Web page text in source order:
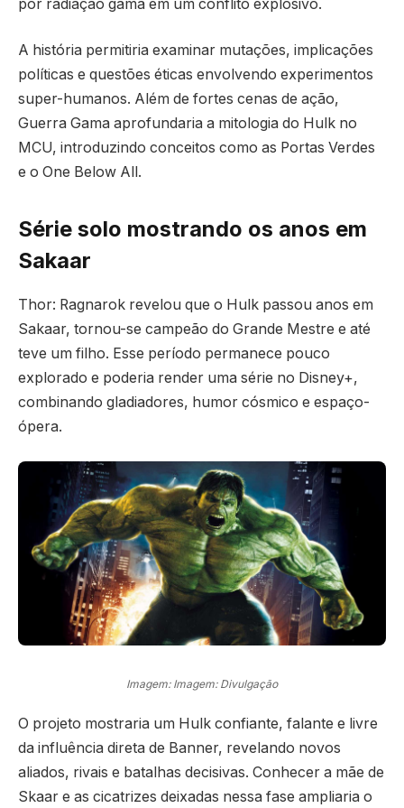
por radiação gama em um conflito explosivo.
A história permitiria examinar mutações, implicações
políticas e questões éticas envolvendo experimentos
super-humanos. Além de fortes cenas de ação,
Guerra Gama aprofundaria a mitologia do Hulk no
MCU, introduzindo conceitos como as Portas Verdes
e o One Below All.
Série solo mostrando os anos em
Sakaar
Thor: Ragnarok revelou que o Hulk passou anos em
Sakaar, tornou-se campeão do Grande Mestre e até
teve um filho. Esse período permanece pouco
explorado e poderia render uma série no Disney+,
combinando gladiadores, humor cósmico e espaço-
ópera.
Imagem: Imagem: Divulgação
O projeto mostraria um Hulk confiante, falante e livre
da influência direta de Banner, revelando novos
aliados, rivais e batalhas decisivas. Conhecer a mãe de
Skaar e as cicatrizes deixadas nessa fase ampliaria o